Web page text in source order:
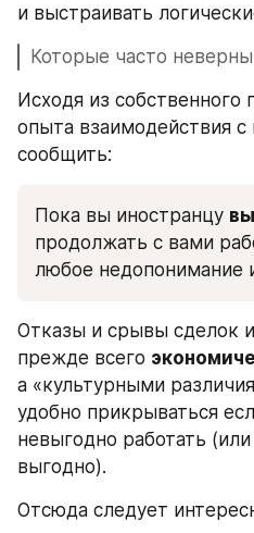
и выстраивать
Которые часто
Исходя из собственного
опыта взаимодействия
сообщить:
Пока вы иностранцу
продолжать с вами
любое недопонимание
Отказы и срывы сделок
прежде всего
а «культурными
удобно прикрываться
невыгодно работать
выгодно).
Отсюда следует